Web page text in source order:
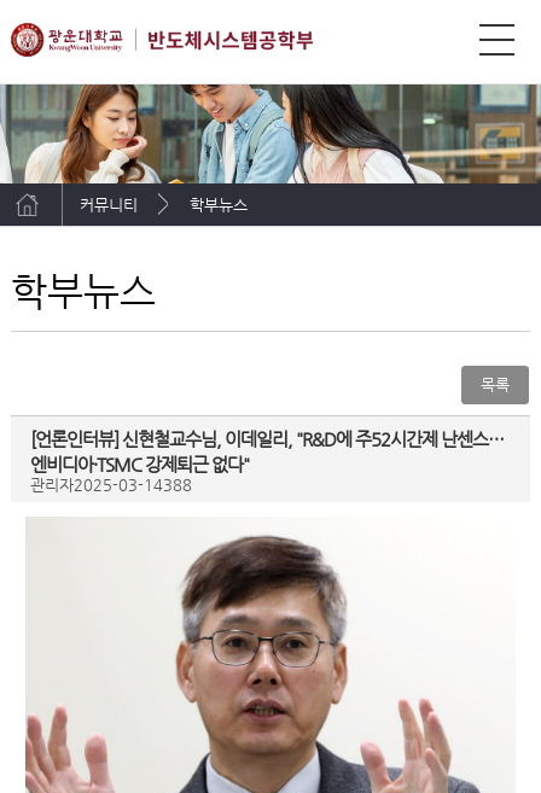
커뮤니티 학부뉴스
학부뉴스
목록
[언론인터뷰] 신현철교수님, 이데일리, "R&D에 주52시간제 난센스…
엔비디아·TSMC 강제퇴근 없다"
관리자2025-03-14388